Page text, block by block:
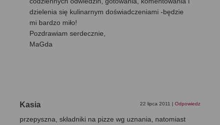
dzielenia się kulinarnym doświadczeniami -będzie
mi bardzo miło!
Pozdrawiam serdecznie,
MaGda
Kasia 22 lipca 2011 Odpowiedz
przepyszna, składniki na pizze wg uznania, natomiast